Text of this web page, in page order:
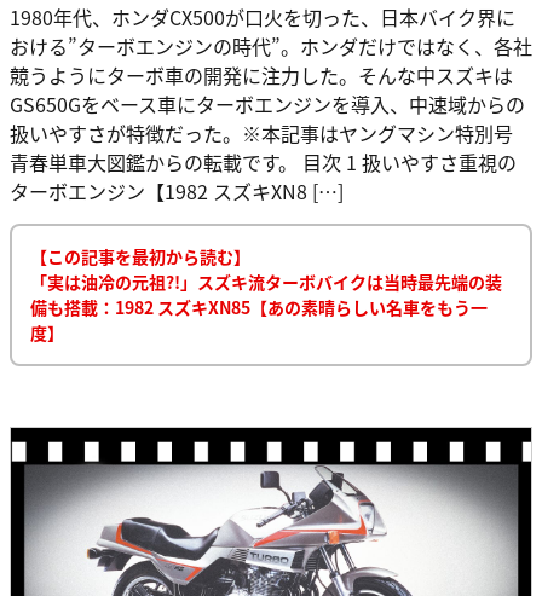
1980年代、ホンダCX500が口火を切った、日本バイク界に
おける”ターボエンジンの時代”。ホンダだけではなく、各社
競うようにターボ車の開発に注力した。そんな中スズキは
GS650Gをベース車にターボエンジンを導入、中速域からの
扱いやすさが特徴だった。※本記事はヤングマシン特別号
青春単車大図鑑からの転載です。 目次 1 扱いやすさ重視の
ターボエンジン【1982 スズキXN8 […]
【この記事を最初から読む】
「実は油冷の元祖?!」スズキ流ターボバイクは当時最先端の装
備も搭載：1982 スズキXN85【あの素晴らしい名車をもう一
度】